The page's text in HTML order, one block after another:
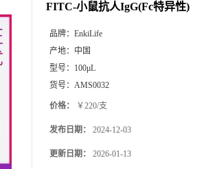
FITC-小鼠抗人IgG(Fc特异性)
品牌： EnkiLife
产地： 中国
型号： 100μL
货号： AMS0032
价格： ￥220/支
发布日期： 2024-12-03
更新日期： 2026-01-13